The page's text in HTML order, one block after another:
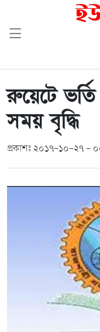
রুয়েটে
সময় বৃদ্ধি
প্রকাশঃ ২০১৭-১০-২৭ -